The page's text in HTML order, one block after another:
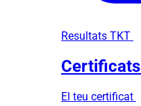
Resultats TKT
Certificats
El teu certificat